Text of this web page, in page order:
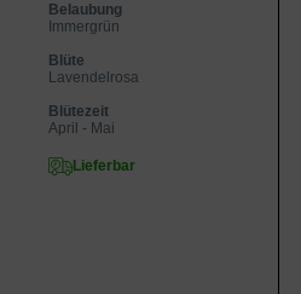
Belaubung
Immergrün
Blüte
Lavendelrosa
Blütezeit
April - Mai
Lieferbar